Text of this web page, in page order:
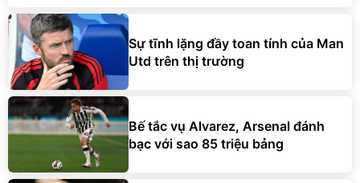
Sự tĩnh lặng đầy toan tính của Man
Utd trên thị trường
Bế tắc vụ Alvarez, Arsenal đánh
bạc với sao 85 triệu bảng